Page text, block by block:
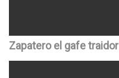
Zapatero el gafe traidor